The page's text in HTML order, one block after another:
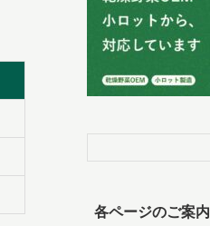
各ページのご案内